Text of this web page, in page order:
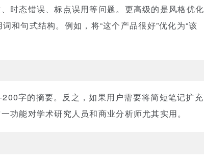
时态错误、标点误用等问题。更高级的是风格优化
和句式结构。例如，将“这个产品很好”优化为“该
字的摘要。反之，如果用户需要将简短笔记扩充
功能对学术研究人员和商业分析师尤其实用。